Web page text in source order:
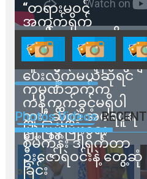
“တရားမဝင်
အကွက်ရိုက်
ရောင်းချမှုတွေကို
သက်ဆိုင်ရာတာဝန်ရှိ
သူတွေက ဂရန်တွေချ
ပေးလိုက်မယ်ဆိုရင်
ကုမ္ပဏီဘက်က
ကန့်ကွက်ခွင့်မရှိပါ
ဘူး” ဆိုတဲ့ အမရပူရ
မြို့ပြဖွံ့ဖြိုးရေး
စီမံကိန်း ဒါရိုက်တာ
ဦးဇော်ရဲဝင်းနဲ့ တွေ့ဆုံ
ခြင်း
Photos Videos RECENT